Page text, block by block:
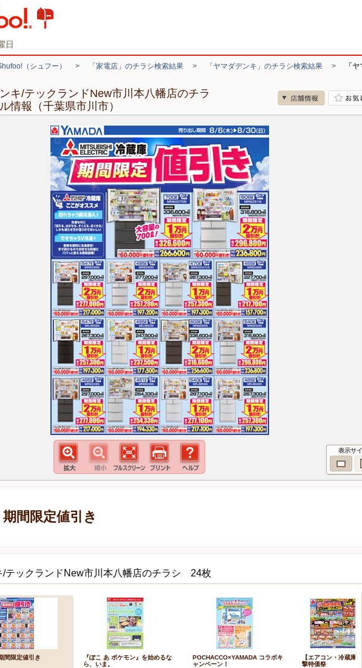
日
（シュフー） > 「家電店」のチラシ検索結果 > 「ヤマダデンキ」のチラシ検索結果 >
「
キ/テックランドNew市川本八幡店のチラ
情報（千葉県市川市）
表示サ
間限定値引き
/テックランドNew市川本八幡店のチラシ 24枚
間限定値引き
『ぽこ あ ポケモン』を始めるな
ら、いま。
POCHACCO×YAMADA コラボキ
ャンペーン！
【エアコン・冷蔵庫
撃特価祭